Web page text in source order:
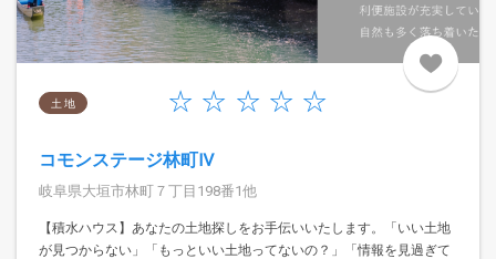
土 地
コモンステージ林町Ⅳ
岐阜県大垣市林町７丁目198番1他
【積水ハウス】あなたの土地探しをお手伝いいたします。「いい土地
が見つからない」「もっといい土地ってないの？」「情報を見過ぎて